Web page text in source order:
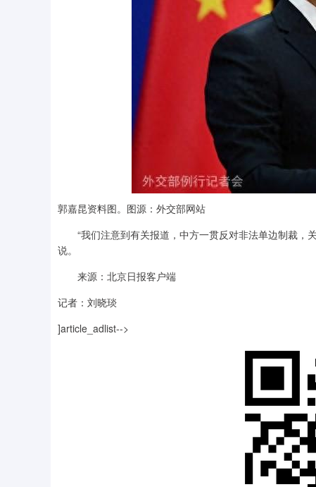
郭嘉昆资料图。图源：外交部网站
“我们注意到有关报道，中方一贯反对非法单边制裁，
说。
来源：北京日报客户端
记者：刘晓琰
]article_adlist-->